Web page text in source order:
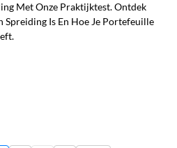
Met Onze Praktijktest. Ontdek
Spreiding Is En Hoe Je Portefeuille